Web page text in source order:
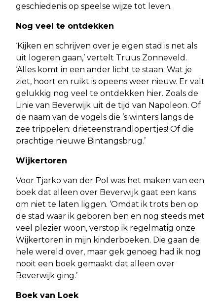
geschiedenis op speelse wijze tot leven.
Nog veel te ontdekken
‘Kijken en schrijven over je eigen stad is net als
uit logeren gaan,’ vertelt Truus Zonneveld.
‘Alles komt in een ander licht te staan. Wat je
ziet, hoort en ruikt is opeens weer nieuw. Er valt
gelukkig nog veel te ontdekken hier. Zoals de
Linie van Beverwijk uit de tijd van Napoleon. Of
de naam van de vogels die ’s winters langs de
zee trippelen: drieteenstrandlopertjes! Of die
prachtige nieuwe Bintangsbrug.’
Wijkertoren
Voor Tjarko van der Pol was het maken van een
boek dat alleen over Beverwijk gaat een kans
om niet te laten liggen. ‘Omdat ik trots ben op
de stad waar ik geboren ben en nog steeds met
veel plezier woon, verstop ik regelmatig onze
Wijkertoren in mijn kinderboeken. Die gaan de
hele wereld over, maar gek genoeg had ik nog
nooit een boek gemaakt dat alleen over
Beverwijk ging.’
Boek van Loek